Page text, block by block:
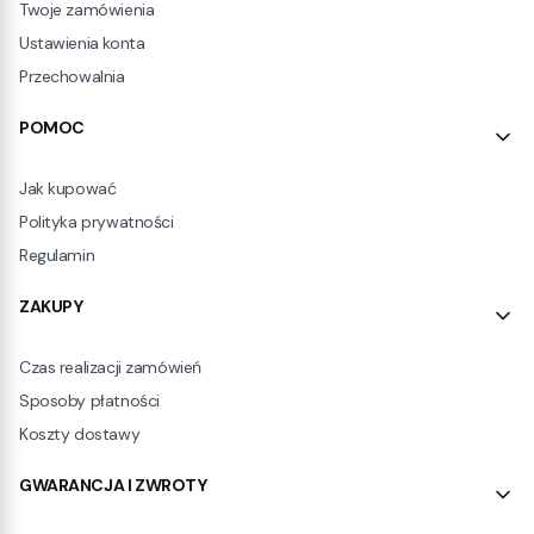
Twoje zamówienia
Ustawienia konta
Przechowalnia
POMOC
Jak kupować
Polityka prywatności
Regulamin
ZAKUPY
Czas realizacji zamówień
Sposoby płatności
Koszty dostawy
GWARANCJA I ZWROTY